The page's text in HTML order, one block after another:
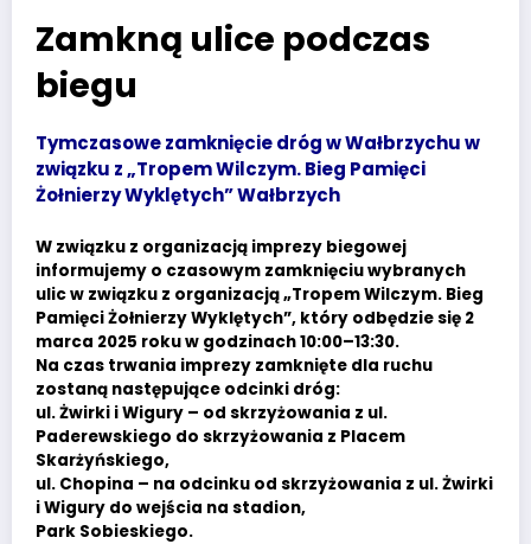
Zamkną ulice podczas
biegu
Tymczasowe zamknięcie dróg w Wałbrzychu w
związku z „Tropem Wilczym. Bieg Pamięci
Żołnierzy Wyklętych” Wałbrzych
W związku z organizacją imprezy biegowej
informujemy o czasowym zamknięciu wybranych
ulic w związku z organizacją „Tropem Wilczym. Bieg
Pamięci Żołnierzy Wyklętych”, który odbędzie się 2
marca 2025 roku w godzinach 10:00–13:30.
Na czas trwania imprezy zamknięte dla ruchu
zostaną następujące odcinki dróg:
ul. Żwirki i Wigury – od skrzyżowania z ul.
Paderewskiego do skrzyżowania z Placem
Skarżyńskiego,
ul. Chopina – na odcinku od skrzyżowania z ul. Żwirki
i Wigury do wejścia na stadion,
Park Sobieskiego.